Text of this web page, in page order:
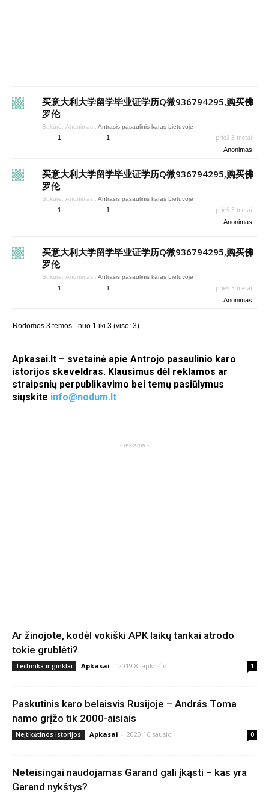
买意大利大学留学毕业证学历Q微936794295,购买佛
罗伦
Sukūrė: Anonimas : Antrasis pasaulinis karas Lietuvoje
1 1 prieš 3 metai
Anonimas
买意大利大学留学毕业证学历Q微936794295,购买佛
罗伦
Sukūrė: Anonimas : Antrasis pasaulinis karas Lietuvoje
1 1 prieš 3 metai
Anonimas
买意大利大学留学毕业证学历Q微936794295,购买佛
罗伦
Sukūrė: Anonimas : Antrasis pasaulinis karas Lietuvoje
1 1 prieš 3 metai
Anonimas
Rodomos 3 temos - nuo 1 iki 3 (viso: 3)
Apkasai.lt – svetainė apie Antrojo pasaulinio karo
istorijos skeveldras. Klausimus dėl reklamos ar
straipsnių perpublikavimo bei temų pasiūlymus
siųskite info@nodum.lt
- reklama -
Ar žinojote, kodėl vokiški APK laikų tankai atrodo
tokie grublėti?
Technika ir ginklai Apkasai - 2019 8 lapkričio 1
Paskutinis karo belaisvis Rusijoje – András Toma
namo grįžo tik 2000-aisiais
Neįtikėtinos istorijos Apkasai - 2020 16 sausio 0
Neteisingai naudojamas Garand gali įkąsti – kas yra
Garand nykštys?